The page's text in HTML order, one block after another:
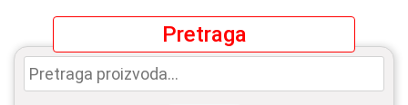
Pretraga
Pretraga
za: